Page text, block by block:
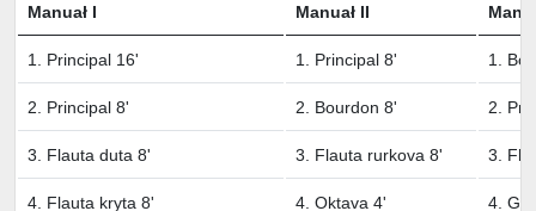
Manuał I Manuał II
1. Principal 16' 1. Principal 8' 1.
2. Principal 8' 2. Bourdon 8' 2.
3. Flauta duta 8' 3. Flauta rurkova 8' 3.
4. Flauta kryta 8' 4. Oktava 4' 4.